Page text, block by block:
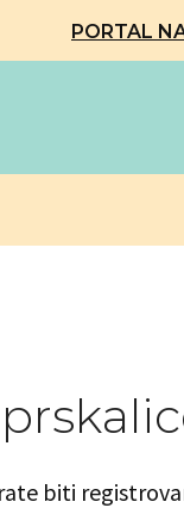
PORTAL
biti